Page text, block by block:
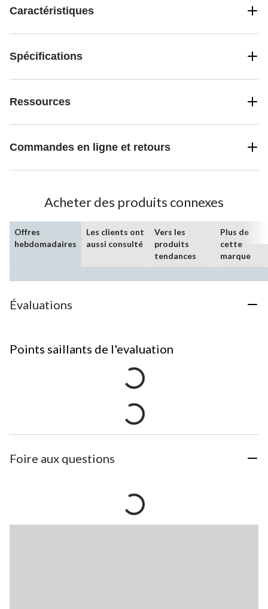
Caractéristiques
Spécifications
Ressources
Commandes en ligne et retours
Acheter des produits connexes
Offres
hebdomadaires
Les clients ont
aussi consulté
Vers les
produits
tendances
Plus de
cette
marque
Évaluations
Points saillants de l'evaluation
Foire aux questions